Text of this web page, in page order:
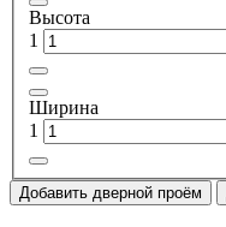
Высота
1
Ширина
1
Добавить дверной проём